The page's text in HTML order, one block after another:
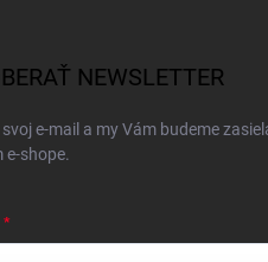
NEWSLETTER
e-mail a my Vám budeme
e-shope.